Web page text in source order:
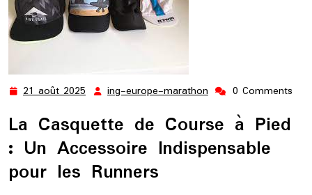
21 août 2025 21
2025
ing-europe-marathon ing-
marathon
0 Comments
La Casquette de Course à Pied
: Un Accessoire Indispensable
pour les Runners